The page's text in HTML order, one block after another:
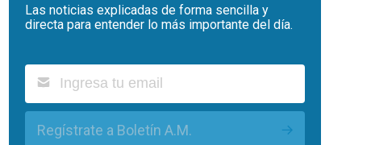
Las noticias explicadas de forma sencilla y
directa para entender lo más importante del día.
Regístrate a Boletín A.M.